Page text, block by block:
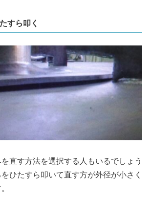
すら叩く
直す方法を選択する人もいるでしょう
ひたすら叩いて直す方が外径が小さく